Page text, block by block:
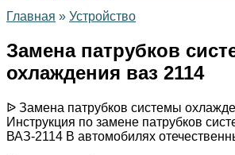
Главная » Устройство
Замена патрубков
охлаждения ваз 2114
ᐉ Замена патрубков системы
Инструкция по замене патрубков
ВАЗ-2114 В автомобилях